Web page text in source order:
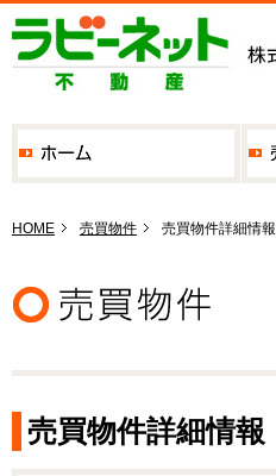
HOME 売買物件 売買物件詳細情報
売買物件詳細情報